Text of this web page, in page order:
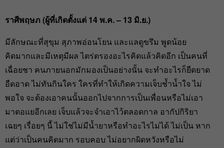
ราศีพฤษภ (ผู้ที่เกิดตั้งแต่ 14พ.ค. – 13 มิ.ย.)
มีลักษณะที่สุขุม สุภาพอ่อนโยน และแลดูขรึม พูดน้อย
คิดมากและมีเหตุมีผล ไตร่ตรองอะไรคิดแล้วคิดอีก เป็นคนที่
เฉื่อยชา คนภายนอกมักมองเป็นอย่างนั้น จะทำอะไรก็ยืดยาด
อืดอาด ไม่ทันกินใคร ใครที่ทำให้เกิดความเจ็บช้ำน้ำใจ ไม่
พอใจ จะต้องเอาคนนั้นออกไปจากการเป็นเพื่อนหรือไม่เอา
มาตอแยอีกเลย เจ็บแล้วจะจำเอาไว้ตลอดกาล อากัปกิริยา
เฉยๆ เรื่อยๆ นี้ ไม่ใช่ไม่มีน้ำยาหรือทำอะไรไม่ได้ ไม่เป็น หาก
แต่ว่าเป็นคนคิดมาก รอบคอบ ไม่อยากผิดหวังหรือไม่